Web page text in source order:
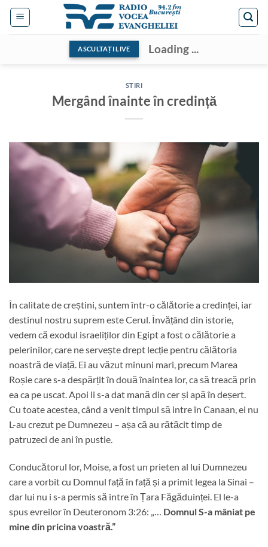
Skip
ASCULTAȚI LIVE Loading ...
STIRI
Mergând înainte în credință
În calitate de creștini, suntem într-o călătorie a credinței, iar
destinul nostru suprem este Cerul. Învățând din istorie,
vedem că exodul israeliților din Egipt a fost o călătorie a
pelerinilor, care ne servește drept lecție pentru călătoria
noastră de viață. Ei au văzut minuni mari, precum Marea
Roșie care s-a despărțit în două înaintea lor, ca să treacă prin
ea ca pe uscat. Apoi li s-a dat mană din cer și apă în deșert.
Cu toate acestea, când a venit timpul să intre în Canaan, ei nu
L-au crezut pe Dumnezeu – așa că au rătăcit timp de
patruzeci de ani în pustie.
Conducătorul lor, Moise, a fost un prieten al lui Dumnezeu
care a vorbit cu Domnul față în față și a primit legea la Sinai –
dar lui nu i s-a permis să intre în Țara Făgăduinței. El le-a
spus evreilor în Deuteronom 3:26: „…
Domnul S-a mâniat pe
mine din pricina voastră.”